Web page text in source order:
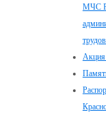
МЧС
Акция